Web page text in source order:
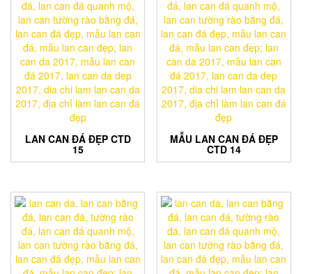
LAN CAN ĐÁ ĐẸP CTD
15
MẪU LAN CAN ĐÁ ĐẸP
CTD 14